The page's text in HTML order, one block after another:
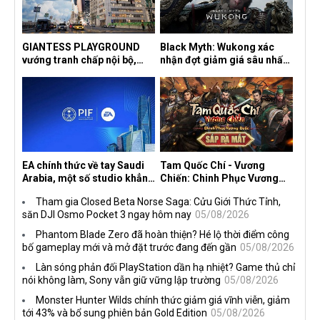
GIANTESS PLAYGROUND
vướng tranh chấp nội bộ,
ngầm chiếm đoạt doanh thu
Black Myth: Wukong xác
nhận đợt giảm giá sâu nhất
trên mọi nền tảng
EA chính thức về tay Saudi
Arabia, một số studio khẳng
lược DEI
Tam Quốc Chí - Vương
Chiến: Chinh Phục Vương
sáu thị trường Đông Nam Á
Tham gia Closed Beta Norse Saga: Cửu Giới Thức Tỉnh,
săn DJI Osmo Pocket 3 ngay hôm nay 05/08/2026
Phantom Blade Zero đã hoàn thiện? Hé lộ thời điểm công
bố gameplay mới và mở đặt trước đang đến gần 05/08/2026
Làn sóng phản đối PlayStation dần hạ nhiệt? Game thủ chỉ
nói không làm, Sony vẫn giữ vững lập trường 05/08/2026
Monster Hunter Wilds chính thức giảm giá vĩnh viễn, giảm
tới 43% và bổ sung phiên bản Gold Edition 05/08/2026